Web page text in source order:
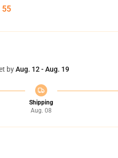
54
byAug. 12 - Aug. 19
Shipping
Aug. 08